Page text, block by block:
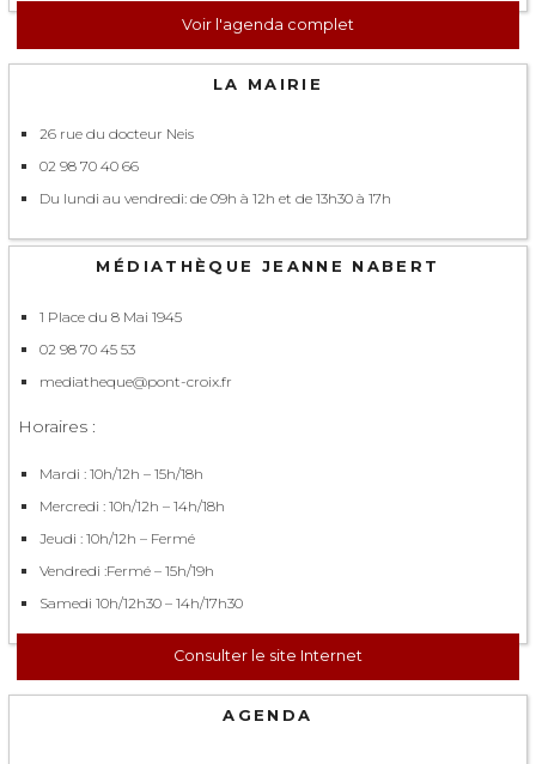
Voir l'agenda complet
LA MAIRIE
26 rue du docteur Neis
02 98 70 40 66
Du lundi au vendredi: de 09h à 12h et de 13h30 à 17h
MÉDIATHÈQUE JEANNE NABERT
1 Place du 8 Mai 1945
02 98 70 45 53
mediatheque@pont-croix.fr
Horaires :
Mardi : 10h/12h – 15h/18h
Mercredi : 10h/12h – 14h/18h
Jeudi : 10h/12h – Fermé
Vendredi :Fermé – 15h/19h
Samedi 10h/12h30 – 14h/17h30
Consulter le site Internet
AGENDA